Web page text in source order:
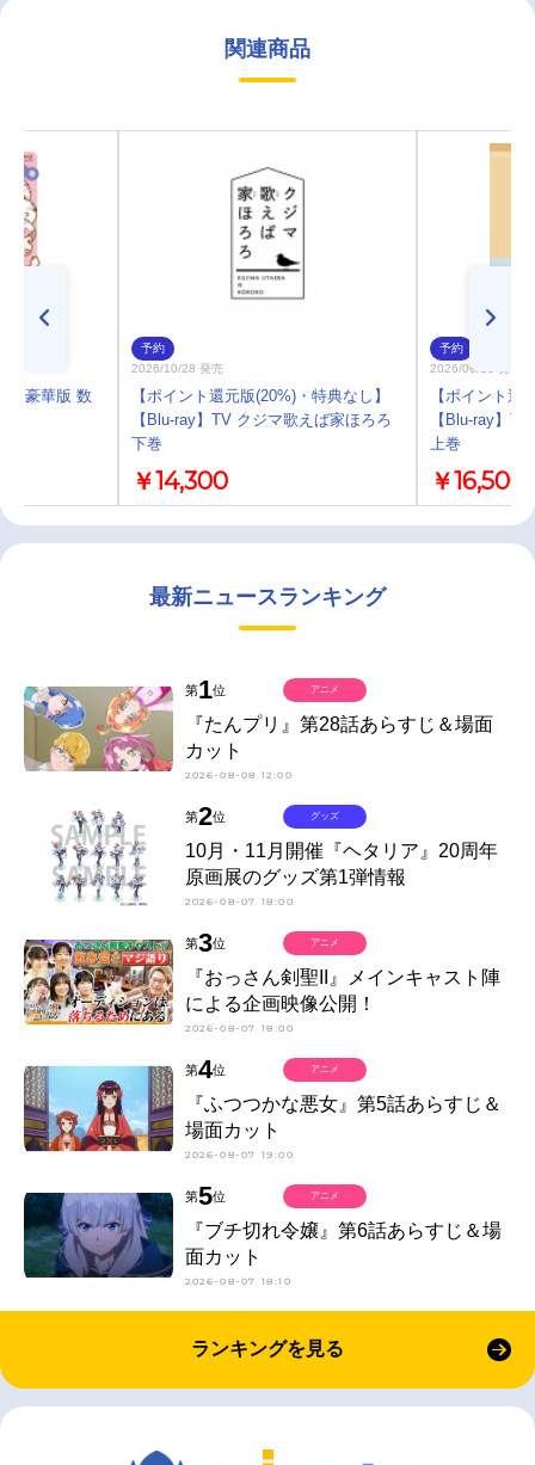
関連商品
巻 豪華版 数
予約
2026/10/28 発売
【ポイント還元版(20%)・特典なし】
【Blu-ray】TV クジマ歌えば家ほろろ
下巻
￥14,300
予約
2026/09/30 発売
【ポイント還
【Blu-ray】
上巻
￥16,500
最新ニュースランキング
第1位
『たんプリ』第28話あらすじ＆場面
カット
2026-08-08 12:00
アニメ
第2位
10月・11月開催『ヘタリア』20周年
原画展のグッズ第1弾情報
2026-08-07 18:00
グッズ
第3位
『おっさん剣聖II』メインキャスト陣
による企画映像公開！
2026-08-07 18:00
アニメ
第4位
『ふつつかな悪女』第5話あらすじ＆
場面カット
2026-08-07 19:00
アニメ
第5位
『ブチ切れ令嬢』第6話あらすじ＆場
面カット
2026-08-07 18:10
アニメ
ランキングを見る